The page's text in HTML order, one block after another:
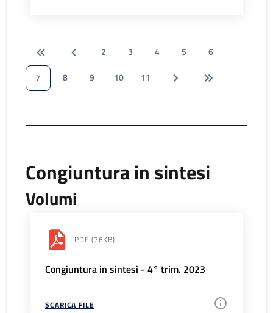
2 3 4 5
6
7
8 9 10 11
Congiuntura in sintesi
Volumi
PDF (76KB)
Congiuntura in sintesi - 4° trim. 2023
SCARICA FILE